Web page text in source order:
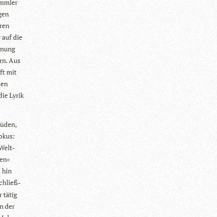
auf die
Aus
mit
Lyrik
hin
tätig
der